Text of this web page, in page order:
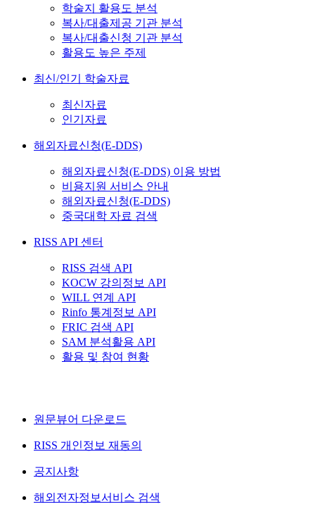
학술지 활용도 분석
복사/대출제공 기관 분석
복사/대출신청 기관 분석
활용도 높은 주제
최신/인기 학술자료
최신자료
인기자료
해외자료신청(E-DDS)
해외자료신청(E-DDS) 이용 방법
비용지원 서비스 안내
해외자료신청(E-DDS)
중국대학 자료 검색
RISS API 센터
RISS 검색 API
KOCW 강의정보 API
WILL 연계 API
Rinfo 통계정보 API
FRIC 검색 API
SAM 분석활용 API
활용 및 참여 현황
원문뷰어 다운로드
RISS 개인정보 재동의
공지사항
해외전자정보서비스 검색